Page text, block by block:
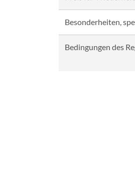
Besonderheiten,
Bedingungen des